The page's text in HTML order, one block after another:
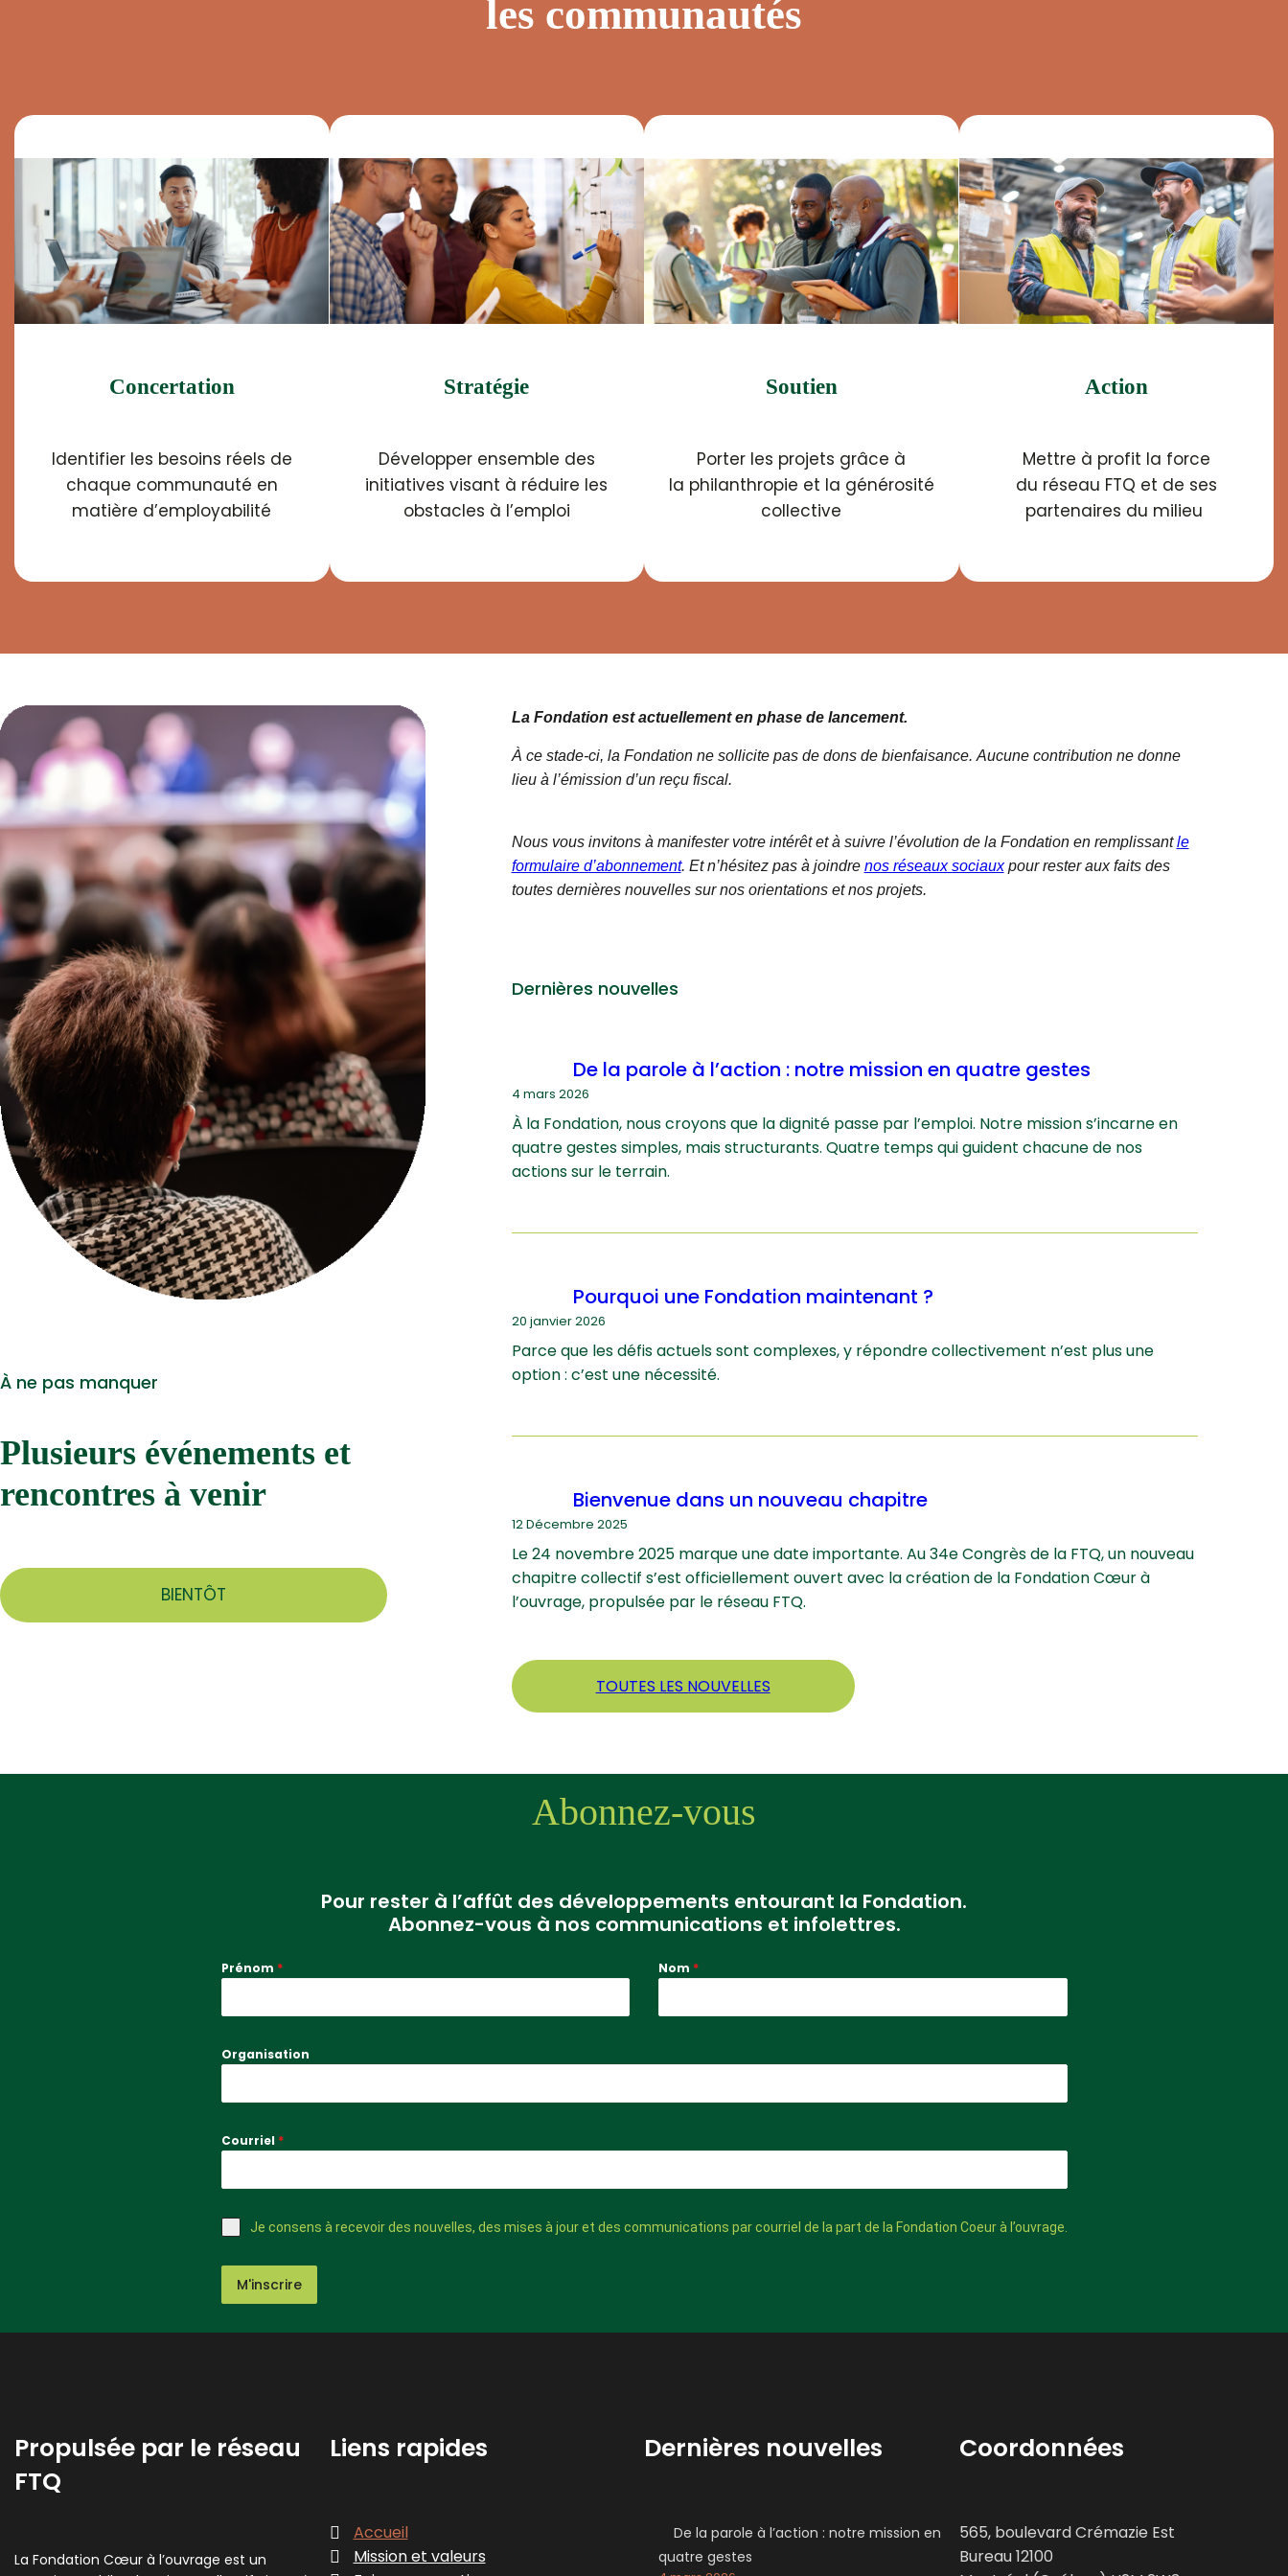
les communautés
Concertation
Identifier les besoins réels de
chaque communauté en
matière d’employabilité
Stratégie
Développer ensemble des
initiatives visant à réduire les
obstacles à l’emploi
Soutien
Porter les projets grâce à
la philanthropie et la générosité
collective
Action
Mettre à profit la force
du réseau FTQ et de ses
partenaires du milieu
À ne pas manquer
Plusieurs événements et
rencontres à venir
BIENTÔT
La Fondation est actuellement en phase de lancement.
À ce stade-ci, la Fondation ne sollicite pas de dons de bienfaisance. Aucune contribution ne donne
lieu à l’émission d’un reçu fiscal.
Nous vous invitons à manifester votre intérêt et à suivre l’évolution de la Fondation en remplissantle
formulaire d’abonnement. Et n’hésitez pas à joindre nos réseaux sociauxpour rester aux faits des
toutes dernières nouvelles sur nos orientations et nos projets.
Dernières nouvelles
De la parole à l’action : notre mission en quatre gestes
4 mars 2026
À la Fondation, nous croyons que la dignité passe par l’emploi. Notre mission s’incarne en
quatre gestes simples, mais structurants. Quatre temps qui guident chacune de nos
actions sur le terrain.
Pourquoi une Fondation maintenant ?
20 janvier 2026
Parce que les défis actuels sont complexes, y répondre collectivement n’est plus une
option : c’est une nécessité.
Bienvenue dans un nouveau chapitre
12 Décembre 2025
Le 24 novembre 2025 marque une date importante. Au 34e Congrès de la FTQ, un nouveau
chapitre collectif s’est officiellement ouvert avec la création de la Fondation Cœur à
l’ouvrage, propulsée par le réseau FTQ.
TOUTES LES NOUVELLES
Abonnez-vous
Pour rester à l’affût des développements entourant la Fondation.
Abonnez-vous à nos communications et infolettres.
Prénom * Nom *
Organisation
Courriel *
Je consens à recevoir des nouvelles, des mises à jour et des communications par courriel de la part de la Fondation Coeur à l’ouvrage.
M'inscrire
Propulsée par le réseau
FTQ
La Fondation Cœur à l’ouvrage est un
Liens rapides
Accueil
Mission et valeurs
Dernières nouvelles
De la parole à l’action : notre mission en
quatre gestes
Coordonnées
565, boulevard Crémazie Est
Bureau 12100